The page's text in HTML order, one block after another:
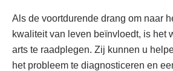
Als de voortdurende drang om naar
kwaliteit van leven beïnvloedt, is het
arts te raadplegen. Zij kunnen u
het probleem te diagnosticeren en